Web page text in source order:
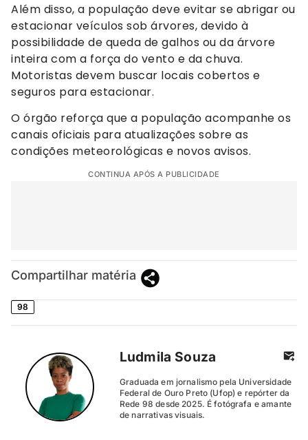
Além disso, a população deve evitar se abrigar ou
estacionar veículos sob árvores, devido à
possibilidade de queda de galhos ou da árvore
inteira com a força do vento e da chuva.
Motoristas devem buscar locais cobertos e
seguros para estacionar.
O órgão reforça que a população acompanhe os
canais oficiais para atualizações sobre as
condições meteorológicas e novos avisos.
CONTINUA APÓS A PUBLICIDADE
Compartilhar matéria
98
Ludmila Souza
Graduada em jornalismo pela Universidade
Federal de Ouro Preto (Ufop) e repórter da
Rede 98 desde 2025. É fotógrafa e amante
de narrativas visuais.